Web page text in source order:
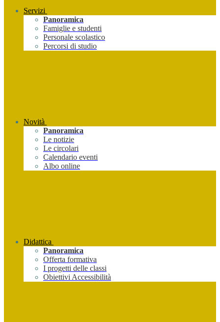
Servizi
Panoramica
Famiglie e studenti
Personale scolastico
Percorsi di studio
Novità
Panoramica
Le notizie
Le circolari
Calendario eventi
Albo online
Didattica
Panoramica
Offerta formativa
I progetti delle classi
Obiettivi Accessibilità